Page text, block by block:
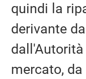
quindi la
derivante
mercato,